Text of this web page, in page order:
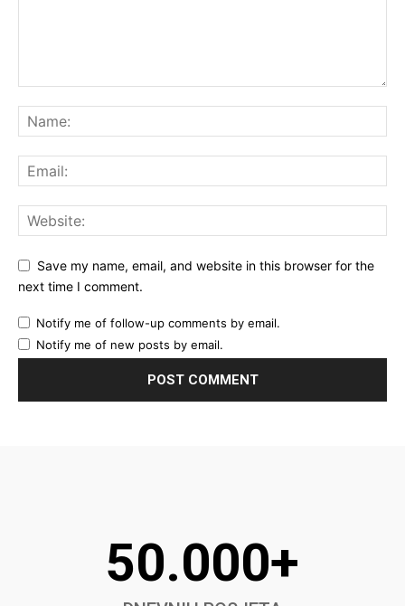
Save my name, email, and website in this browser for the
next time I comment.
Notify me of follow-up comments by email.
Notify me of new posts by email.
50.000+